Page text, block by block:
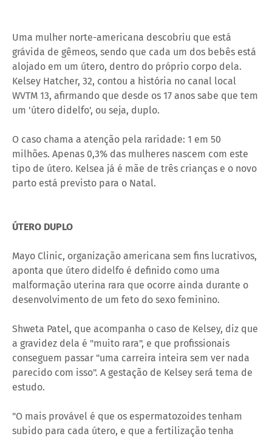
Uma mulher norte-americana descobriu que está
grávida de gêmeos, sendo que cada um dos bebês está
alojado em um útero, dentro do próprio corpo dela.
Kelsey Hatcher, 32, contou a história no canal local
WVTM 13, afirmando que desde os 17 anos sabe que tem
um 'útero didelfo', ou seja, duplo.
O caso chama a atenção pela raridade: 1 em 50
milhões. Apenas 0,3% das mulheres nascem com este
tipo de útero. Kelsea já é mãe de três crianças e o novo
parto está previsto para o Natal.
ÚTERO DUPLO
Mayo Clinic, organização americana sem fins lucrativos,
aponta que útero didelfo é definido como uma
malformação uterina rara que ocorre ainda durante o
desenvolvimento de um feto do sexo feminino.
Shweta Patel, que acompanha o caso de Kelsey, diz que
a gravidez dela é "muito rara", e que profissionais
conseguem passar "uma carreira inteira sem ver nada
parecido com isso". A gestação de Kelsey será tema de
estudo.
"O mais provável é que os espermatozoides tenham
subido para cada útero, e que a fertilização tenha